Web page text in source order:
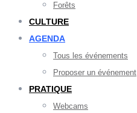
Forêts
CULTURE
AGENDA
Tous les événements
Proposer un événement
PRATIQUE
Webcams